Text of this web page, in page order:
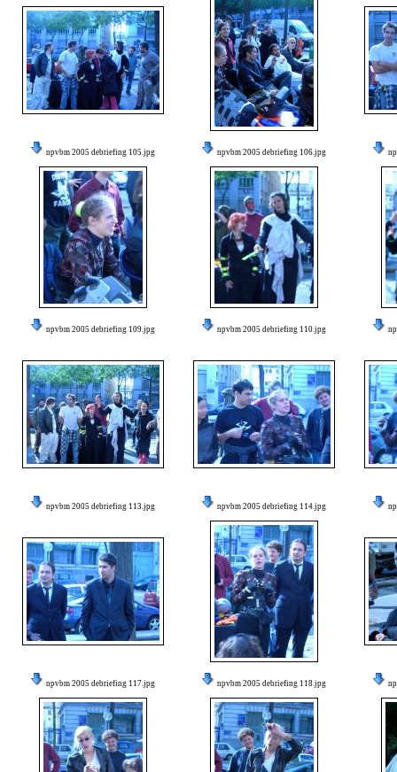
npvbm 2005 debriefing 105.jpg npvbm 2005 debriefing 106.jpg
npvbm 2005 debriefing 109.jpg npvbm 2005 debriefing 110.jpg
npvbm 2005 debriefing 113.jpg npvbm 2005 debriefing 114.jpg
npvbm 2005 debriefing 117.jpg npvbm 2005 debriefing 118.jpg